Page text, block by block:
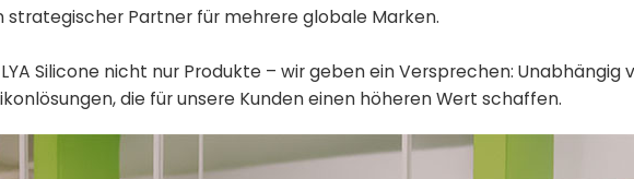
strategischer Partner für mehrere globale Marken.
Silicone nicht nur Produkte – wir geben ein Versprechen: Unabhängig
die für unsere Kunden einen höheren Wert schaffen.